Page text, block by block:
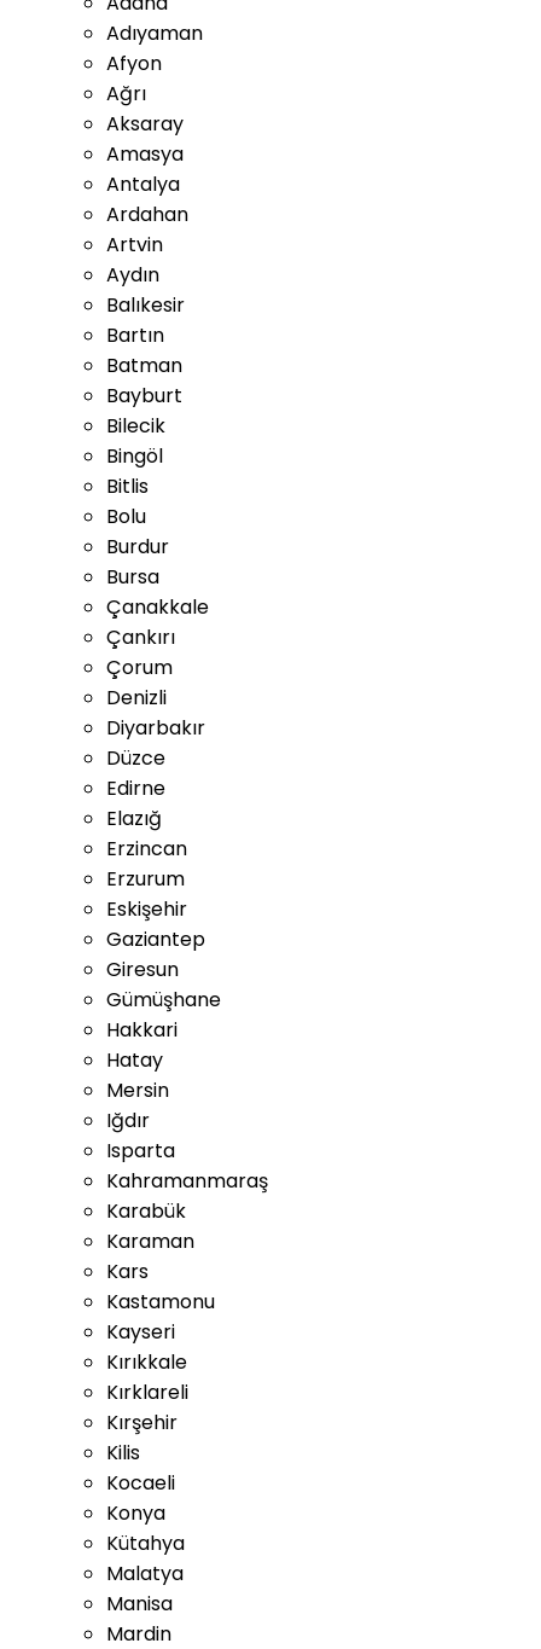
Adıyaman
Afyon
Ağrı
Aksaray
Amasya
Antalya
Ardahan
Artvin
Aydın
Balıkesir
Bartın
Batman
Bayburt
Bilecik
Bingöl
Bitlis
Bolu
Burdur
Bursa
Çanakkale
Çankırı
Çorum
Denizli
Diyarbakır
Düzce
Edirne
Elazığ
Erzincan
Erzurum
Eskişehir
Gaziantep
Giresun
Gümüşhane
Hakkari
Hatay
Mersin
Iğdır
Isparta
Kahramanmaraş
Karabük
Karaman
Kars
Kastamonu
Kayseri
Kırıkkale
Kırklareli
Kırşehir
Kilis
Kocaeli
Konya
Kütahya
Malatya
Manisa
Mardin